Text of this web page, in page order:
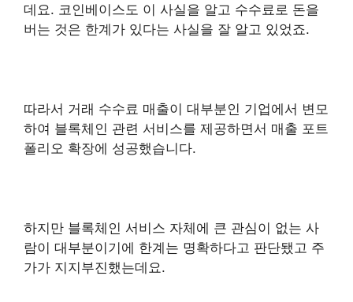
데요. 코인베이스도 이 사실을 알고 수수료로 돈을
버는 것은 한계가 있다는 사실을 잘 알고 있었죠.
따라서 거래 수수료 매출이 대부분인 기업에서 변모
하여 블록체인 관련 서비스를 제공하면서 매출 포트
폴리오 확장에 성공했습니다.
하지만 블록체인 서비스 자체에 큰 관심이 없는 사
람이 대부분이기에 한계는 명확하다고 판단됐고 주
가가 지지부진했는데요.